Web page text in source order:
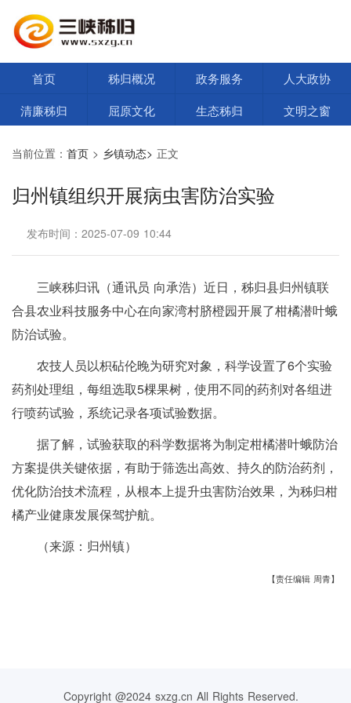
首页 秭归概况 政务服务
人大政协
清廉秭归
屈原文化 生态秭归 文明之窗
当前位置： 首页 > 乡镇动态> 正文
归州镇组织开展病虫害防治实验
发布时间：2025-07-09 10:44
三峡秭归讯（通讯员 向承浩）近日，秭归县归州镇联
合县农业科技服务中心在向家湾村脐橙园开展了柑橘潜叶蛾
防治试验。
农技人员以枳砧伦晚为研究对象，科学设置了6个实验
药剂处理组，每组选取5棵果树，使用不同的药剂对各组进
行喷药试验，系统记录各项试验数据。
据了解，试验获取的科学数据将为制定柑橘潜叶蛾防治
方案提供关键依据，有助于筛选出高效、持久的防治药剂，
优化防治技术流程，从根本上提升虫害防治效果，为秭归柑
橘产业健康发展保驾护航。
（来源：归州镇）
【责任编辑 周青】
Copyright @2024 sxzg.cn All Rights Reserved.